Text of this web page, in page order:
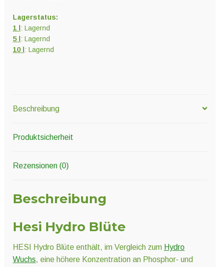
Lagerstatus:
1 l : Lagernd
5 l : Lagernd
10 l : Lagernd
Beschreibung
Produktsicherheit
Rezensionen (0)
Beschreibung
Hesi Hydro Blüte
HESI Hydro Blüte enthält, im Vergleich zum Hydro
Wuchs, eine höhere Konzentration an Phosphor- und